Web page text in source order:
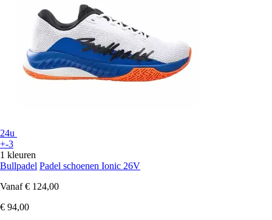
24u
+-3
1 kleuren
Bullpadel Padel schoenen Ionic 26V
Vanaf € 124,00
€ 94,00